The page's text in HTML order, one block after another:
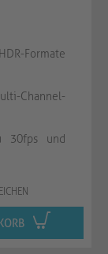
Formate
Channel-
30fps und